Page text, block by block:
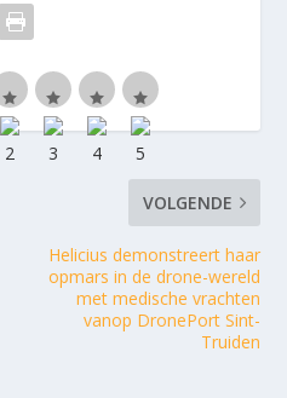
VOLGENDE
Helicius demonstreert haar
opmars in de drone-wereld
met medische vrachten
vanop DronePort Sint-
Truiden